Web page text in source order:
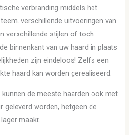
verbranding middels het
verschillende uitvoeringen van
verschillende stijlen of toch
binnenkant van uw haard in plaats
zijn eindeloos! Zelfs een
haard kan worden gerealiseerd.
de meeste haarden ook met
geleverd worden, hetgeen de
maakt.